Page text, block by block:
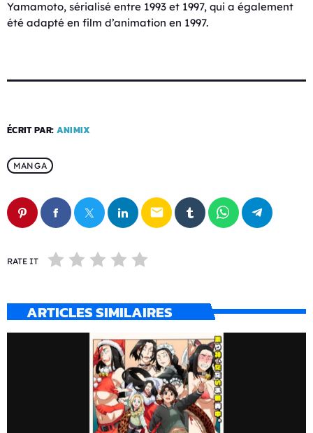
Yamamoto, sérialisé entre 1993 et 1997, qui a également
été adapté en film d’animation en 1997.
ÉCRIT PAR: ANIMIX
MANGA
email
RATE IT
ARTICLES SIMILAIRES